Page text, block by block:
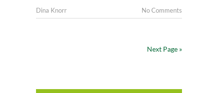
Dina Knorr No Comments
Next Page »